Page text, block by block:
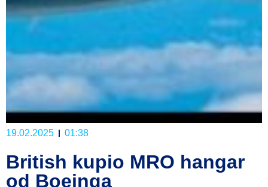
19.02.2025 01:38
British kupio MRO hangar
od Boeinga